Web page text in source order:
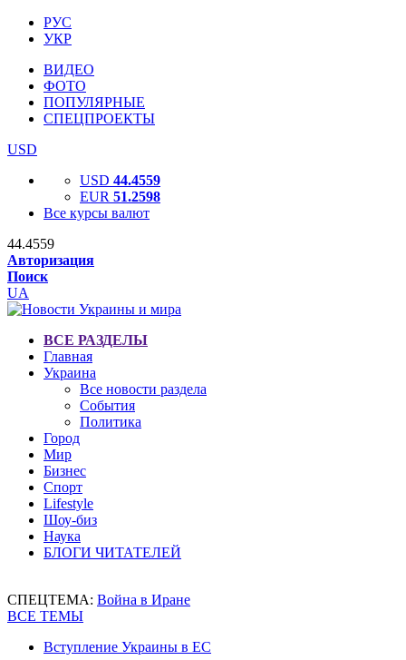
РУС
УКР
ВИДЕО
ФОТО
ПОПУЛЯРНЫЕ
СПЕЦПРОЕКТЫ
USD
USD 44.4559
EUR 51.2598
Все курсы валют
44.4559
Авторизация
Поиск
UA
ВСЕ РАЗДЕЛЫ
Главная
Украина
Все новости раздела
События
Политика
Город
Мир
Бизнес
Спорт
Lifestyle
Шоу-биз
Наука
БЛОГИ ЧИТАТЕЛЕЙ
СПЕЦТЕМА: Война в Иране
ВСЕ ТЕМЫ
Вступление Украины в ЕС